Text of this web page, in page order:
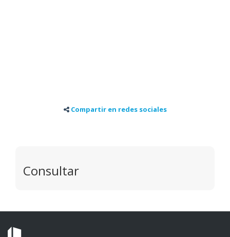
Compartir en redes sociales
Consultar